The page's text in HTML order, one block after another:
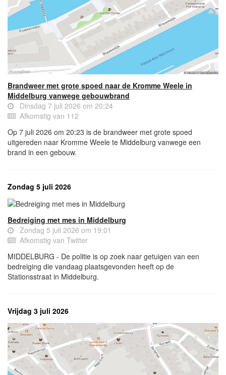
Brandweer met grote spoed naar de Kromme Weele in
Middelburg vanwege gebouwbrand
Dinsdag 7 juli 2026 om 20:24
Afkomstig van 112
Op 7 juli 2026 om 20:23 is de brandweer met grote spoed
uitgereden naar Kromme Weele te Middelburg vanwege een
brand in een gebouw.
Zondag 5 juli 2026
Bedreiging met mes in Middelburg
Zondag 5 juli 2026 om 19:01
Afkomstig van Twitter
MIDDELBURG - De politie is op zoek naar getuigen van een
bedreiging die vandaag plaatsgevonden heeft op de
Stationsstraat in Middelburg.
Vrijdag 3 juli 2026